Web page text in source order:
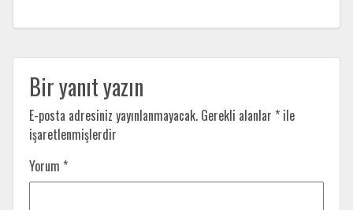
Bir yanıt yazın
E-posta adresiniz yayınlanmayacak. Gerekli alanlar * ile
işaretlenmişlerdir
Yorum *